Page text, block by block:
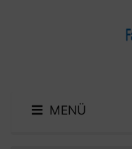
MENÜ